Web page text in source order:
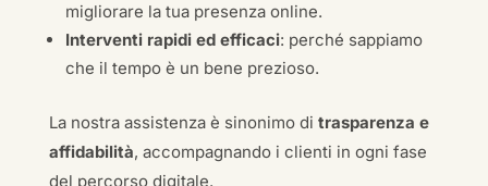
migliorare la tua presenza online.
Interventi rapidi ed efficaci: perché sappiamo
che il tempo è un bene prezioso.
La nostra assistenza è sinonimo di trasparenza e
affidabilità, accompagnando i clienti in ogni fase
del percorso digitale.